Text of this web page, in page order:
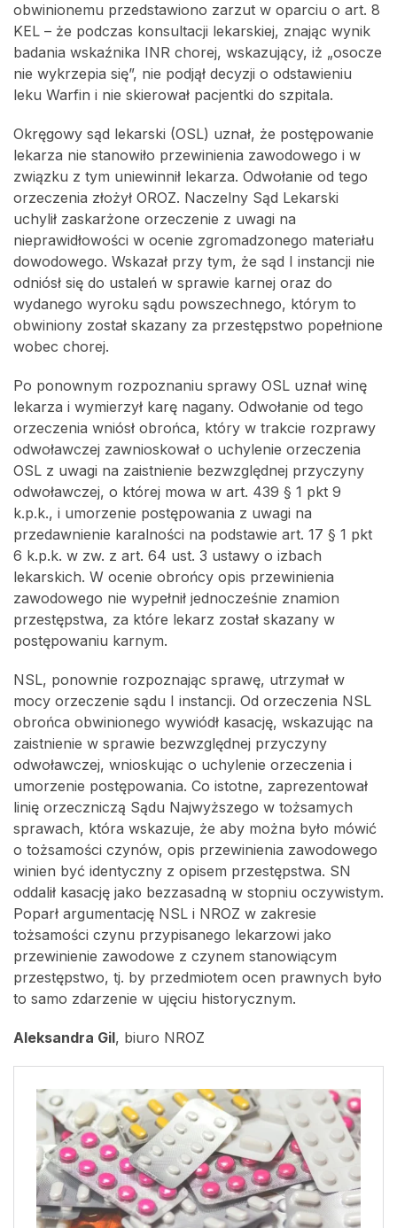
obwinionemu przedstawiono zarzut w oparciu o art. 8
KEL – że podczas konsultacji lekarskiej, znając wynik
badania wskaźnika INR chorej, wskazujący, iż „osocze
nie wykrzepia się”, nie podjął decyzji o odstawieniu
leku Warfin i nie skierował pacjentki do szpitala.
Okręgowy sąd lekarski (OSL) uznał, że postępowanie
lekarza nie stanowiło przewinienia zawodowego i w
związku z tym uniewinnił lekarza. Odwołanie od tego
orzeczenia złożył OROZ. Naczelny Sąd Lekarski
uchylił zaskarżone orzeczenie z uwagi na
nieprawidłowości w ocenie zgromadzonego materiału
dowodowego. Wskazał przy tym, że sąd I instancji nie
odniósł się do ustaleń w sprawie karnej oraz do
wydanego wyroku sądu powszechnego, którym to
obwiniony został skazany za przestępstwo popełnione
wobec chorej.
Po ponownym rozpoznaniu sprawy OSL uznał winę
lekarza i wymierzył karę nagany. Odwołanie od tego
orzeczenia wniósł obrońca, który w trakcie rozprawy
odwoławczej zawnioskował o uchylenie orzeczenia
OSL z uwagi na zaistnienie bezwzględnej przyczyny
odwoławczej, o której mowa w art. 439 § 1 pkt 9
k.p.k., i umorzenie postępowania z uwagi na
przedawnienie karalności na podstawie art. 17 § 1 pkt
6 k.p.k. w zw. z art. 64 ust. 3 ustawy o izbach
lekarskich. W ocenie obrońcy opis przewinienia
zawodowego nie wypełnił jednocześnie znamion
przestępstwa, za które lekarz został skazany w
postępowaniu karnym.
NSL, ponownie rozpoznając sprawę, utrzymał w
mocy orzeczenie sądu I instancji. Od orzeczenia NSL
obrońca obwinionego wywiódł kasację, wskazując na
zaistnienie w sprawie bezwzględnej przyczyny
odwoławczej, wnioskując o uchylenie orzeczenia i
umorzenie postępowania. Co istotne, zaprezentował
linię orzeczniczą Sądu Najwyższego w tożsamych
sprawach, która wskazuje, że aby można było mówić
o tożsamości czynów, opis przewinienia zawodowego
winien być identyczny z opisem przestępstwa. SN
oddalił kasację jako bezzasadną w stopniu oczywistym.
Poparł argumentację NSL i NROZ w zakresie
tożsamości czynu przypisanego lekarzowi jako
przewinienie zawodowe z czynem stanowiącym
przestępstwo, tj. by przedmiotem ocen prawnych było
to samo zdarzenie w ujęciu historycznym.
Aleksandra Gil, biuro NROZ